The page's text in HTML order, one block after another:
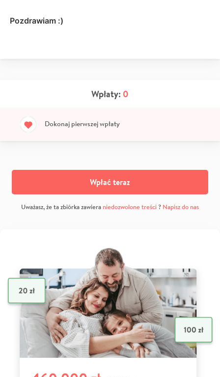
Pozdrawiam :)
Wpłaty: 0
Dokonaj pierwszej wpłaty
Wpłać teraz
Uważasz, że ta zbiórka zawiera niedozwolone treści? Napisz do nas